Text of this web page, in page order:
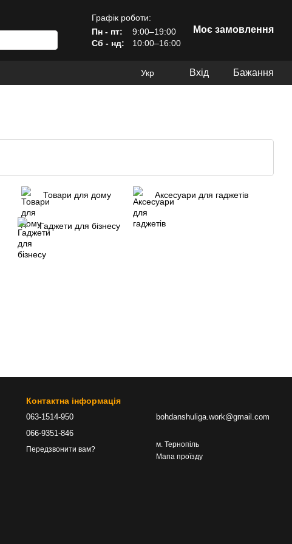
Графік роботи:
Пн - пт:
9:00–19:00
Сб - нд:
10:00–16:00
Моє замовлення
Укр Вхід Бажання
Товари для дому Аксесуари для гаджетів
Гаджети для бізнесу
Контактна інформація
063-1514-950
066-9351-846
Передзвонити вам?
bohdanshuliga.work@gmail.com
м. Тернопіль
Мапа проїзду